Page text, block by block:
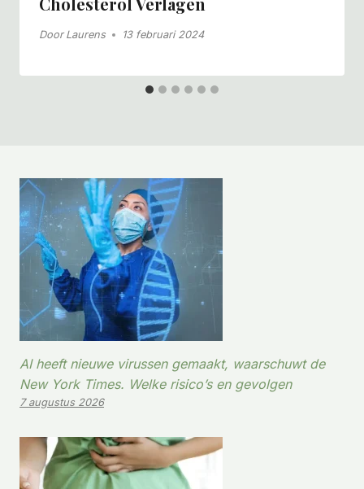
Door Laurens 13 februari 2024
AI heeft nieuwe virussen gemaakt, waarschuwt de
New York Times. Welke risico’s en gevolgen
7 augustus 2026